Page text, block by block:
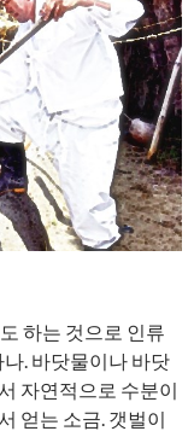
하는 것으로 인류
. 바닷물이나 바닷
자연적으로 수분이
얻는 소금. 갯벌이